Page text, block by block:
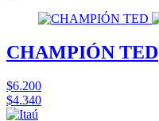
CHAMPIÓN TED
$6.200
$4.340